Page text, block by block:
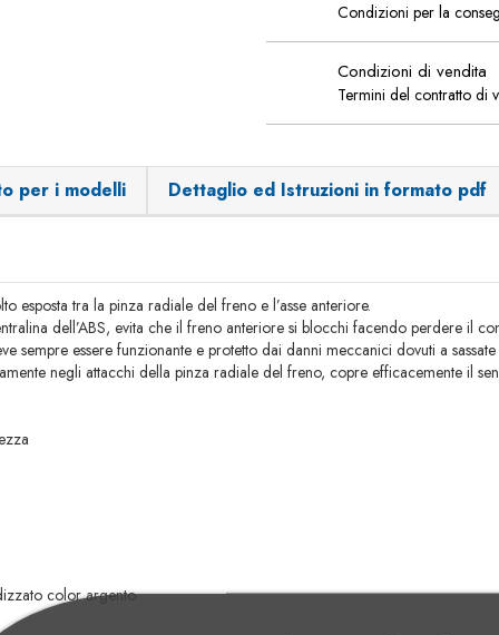
Condizioni per la
Condizioni di vendita
Termini del contratto di
per i modelli Dettaglio ed Istruzioni in formato pdf
esposta tra la pinza radiale del freno e l’asse anteriore.
dell’ABS, evita che il freno anteriore si blocchi facendo perdere il
sempre essere funzionante e protetto dai danni meccanici dovuti a
negli attacchi della pinza radiale del freno, copre efficacemente il
color argento